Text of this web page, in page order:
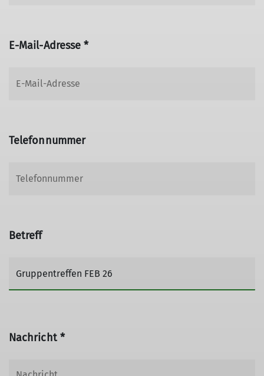
E-Mail-Adresse *
Telefonnummer
Betreff
Nachricht *